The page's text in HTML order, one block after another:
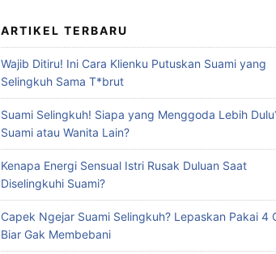
ARTIKEL TERBARU
Wajib Ditiru! Ini Cara Klienku Putuskan Suami yang
Selingkuh Sama T*brut
Suami Selingkuh! Siapa yang Menggoda Lebih
Suami atau Wanita Lain?
Kenapa Energi Sensual Istri Rusak Duluan Saat
Diselingkuhi Suami?
Capek Ngejar Suami Selingkuh? Lepaskan Pakai 4
Biar Gak Membebani